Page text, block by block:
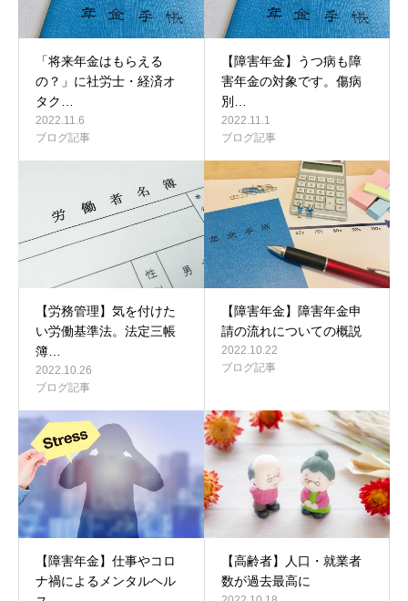
「将来年金はもらえる
の？」に社労士・経済オ
タク…
2022.11.6
ブログ記事
【障害年金】うつ病も障
害年金の対象です。傷病
別…
2022.11.1
ブログ記事
【労務管理】気を付けた
い労働基準法。法定三帳
簿…
2022.10.26
ブログ記事
【障害年金】障害年金申
請の流れについての概説
2022.10.22
ブログ記事
【障害年金】仕事やコロ
ナ禍によるメンタルヘル
【高齢者】人口・就業者
数が過去最高に